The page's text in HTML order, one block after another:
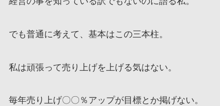
でも普通に考えて、基本はこの三本柱。
私は頑張って売り上げを上げる気はない。
毎年売り上げ〇〇％アップが目標とか掲げない。